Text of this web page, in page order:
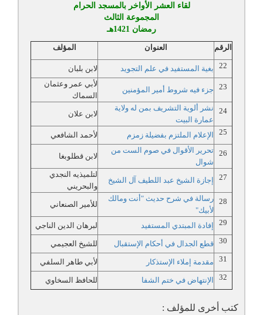
لقاء العشر الأواخر بالمسجد الحرام
المجموعة الثالث
رمضان 1421هـ
الرقم العنوان المؤلف
22 بغية المستفيد في علم التجويد لابن بلبان
23 جزء فيه شروط أمير المؤمنين
لأبي عمر وعثمان
السماك
24
نشر ألوية التشريف بمن له ولاية
عمارة البيت
لابن علان
25 الإعلام الملتزم بفضيلة زمزم لأحمد الشافعي
26 تحرير الأقوال في صوم الست من
شوال
لابن قطلوبغا
27 إجازة الشيخ عبد اللطيف آل الشيخ
لتلميذيه النجدي
والبحريني
28 رسالة في شرح حديث "أنت ومالك
لأبيك"
للأمير الصنعاني
29 إفادة المبتدي المستفيد
لبرهان الدين الناجي
30 قطع الجدال في أحكام الإستقبال
للشيخ العجيمي
31
مقدمة إملاء الإستذكار
لأبي طاهر السلفي
32
الإنتهاض في ختم الشفا للحافظ السخاوي
كتب أخرى للمؤلف :